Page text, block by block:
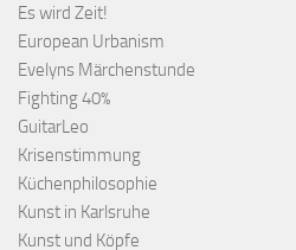
Es wird Zeit!
European Urbanism
Evelyns Märchenstunde
Fighting 40%
GuitarLeo
Krisenstimmung
Küchenphilosophie
Kunst in Karlsruhe
Kunst und Köpfe